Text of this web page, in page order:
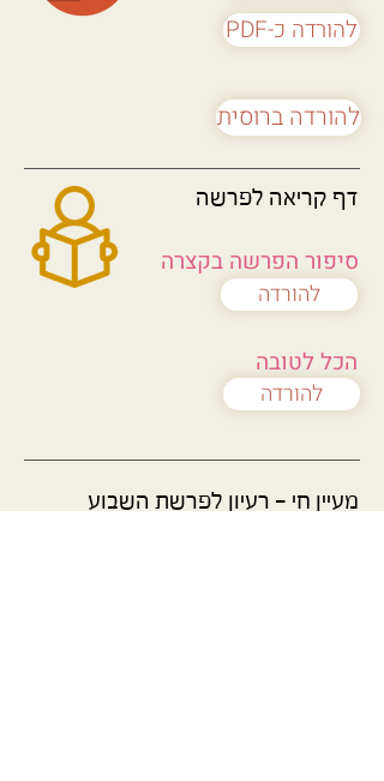
PDF-להורדה כ
להורדה ברוסית
דף קריאה לפרשה
סיפור הפרשה בקצרה
להורדה
הכל לטובה
להורדה
מעיין חי - רעיון לפרשת השבוע